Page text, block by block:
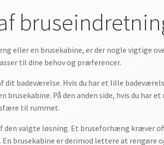
en brusekabine, er der nogle vigtige
til dine behov og præferencer.
badeværelse. Hvis du har et lille
På den anden side, hvis du har
til rummet.
valgte løsning. Et bruseforhæng kræver
brusekabine er derimod lettere at rengøre